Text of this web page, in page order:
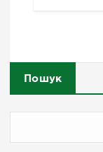
Пошук